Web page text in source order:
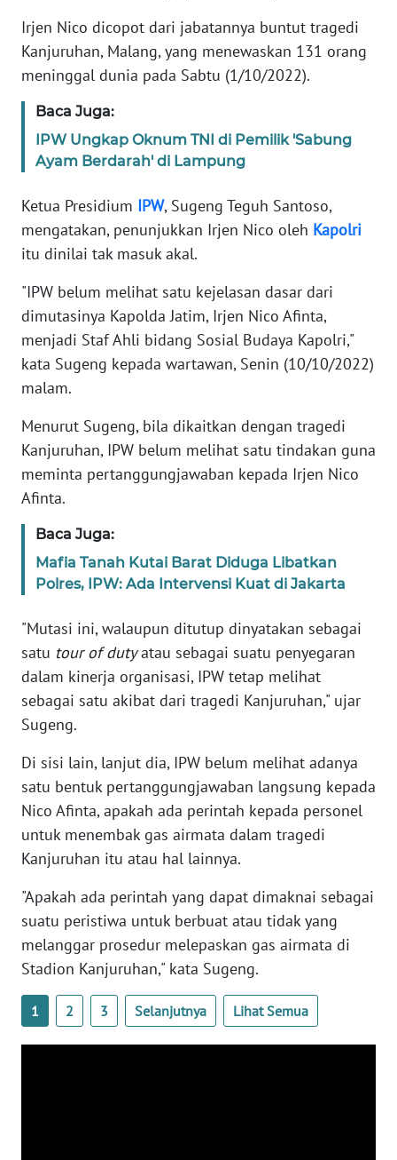
Irjen Nico dicopot dari jabatannya buntut tragedi
Kanjuruhan, Malang, yang menewaskan 131 orang
meninggal dunia pada Sabtu (1/10/2022).
Baca Juga:
IPW Ungkap Oknum TNI di Pemilik 'Sabung
Ayam Berdarah' di Lampung
Ketua Presidium IPW, Sugeng Teguh Santoso,
mengatakan, penunjukkan Irjen Nico oleh Kapolri
itu dinilai tak masuk akal.
"IPW belum melihat satu kejelasan dasar dari
dimutasinya Kapolda Jatim, Irjen Nico Afinta,
menjadi Staf Ahli bidang Sosial Budaya Kapolri,"
kata Sugeng kepada wartawan, Senin (10/10/2022)
malam.
Menurut Sugeng, bila dikaitkan dengan tragedi
Kanjuruhan, IPW belum melihat satu tindakan guna
meminta pertanggungjawaban kepada Irjen Nico
Afinta.
Baca Juga:
Mafia Tanah Kutai Barat Diduga Libatkan
Polres, IPW: Ada Intervensi Kuat di Jakarta
"Mutasi ini, walaupun ditutup dinyatakan sebagai
satu tour of dutyatau sebagai suatu penyegaran
dalam kinerja organisasi, IPW tetap melihat
sebagai satu akibat dari tragedi Kanjuruhan," ujar
Sugeng.
Di sisi lain, lanjut dia, IPW belum melihat adanya
satu bentuk pertanggungjawaban langsung kepada
Nico Afinta, apakah ada perintah kepada personel
untuk menembak gas airmata dalam tragedi
Kanjuruhan itu atau hal lainnya.
"Apakah ada perintah yang dapat dimaknai sebagai
suatu peristiwa untuk berbuat atau tidak yang
melanggar prosedur melepaskan gas airmata di
Stadion Kanjuruhan," kata Sugeng.
1 2 3 Selanjutnya Lihat Semua
BERITA
KONTAK
INFO
IKLAN
TENTANG
KAMI
MEDIA
SIBER
REDAKSI
DISCLAIMER
Wahana
Regional
WN
WN
JAKARTA
WN
JABAR
BANTEN
WN
NTT
WN
KEPRI
WN
PAPUA